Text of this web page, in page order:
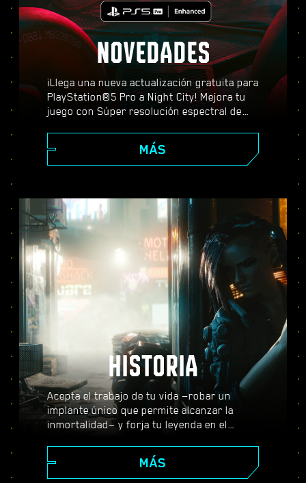
NOVEDADES
¡Llega una nueva actualización gratuita para
PlayStation®5 Pro a Night City! Mejora tu
juego con Súper resolución espectral de
avanzadas de trazado de rayos, tasas de
fotogramas más altas y mucho más. Elige
entre tres modos de gráficos (Rendimiento,
descubre unos efectos visuales mejorados,
una acción más fluida y todo lo que
Cyberpunk 2077 puede ofrecer en PS5®
Pro.
MÁS
HISTORIA
Acepta el trabajo de tu vida —robar un
implante único que permite alcanzar la
inmortalidad— y forja tu leyenda en el
tus decisiones darán forma a la historia y a
las personas que te rodean. Realiza todo
MÁS